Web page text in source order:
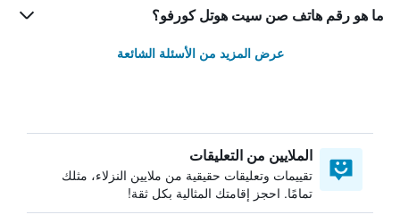
ما هو رقم هاتف صن سيت هوتل كورفو؟
عرض المزيد من الأسئلة الشائعة
الملايين من التعليقات
تقييمات وتعليقات حقيقية من ملايين النزلاء، مثلك
تمامًا. احجز إقامتك المثالية بكل ثقة!